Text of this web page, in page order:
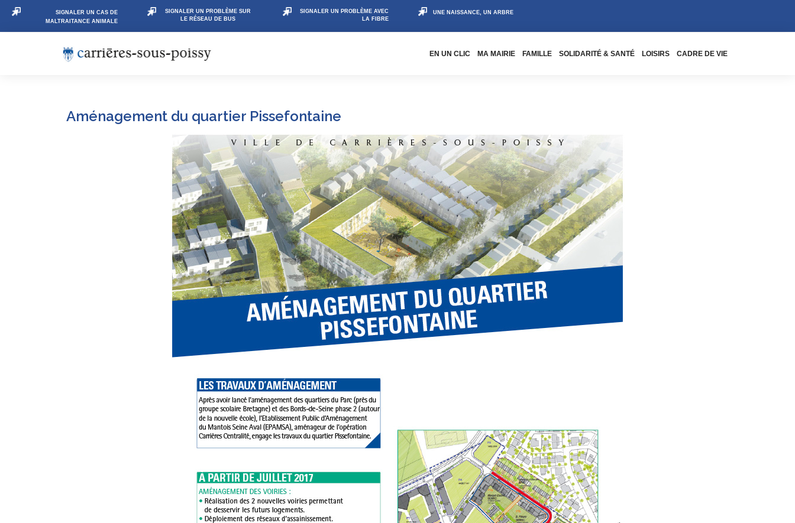
SIGNALER UN CAS DE
MALTRAITANCE ANIMALE
SIGNALER UN PROBLÈME SUR
LE RÉSEAU DE BUS
SIGNALER UN PROBLÈME AVEC
LA FIBRE
UNE NAISSANCE, UN ARBRE
EN UN CLIC MA MAIRIE FAMILLE SOLIDARITÉ & SANTÉ LOISIRS CADRE DE VIE
Aménagement du quartier Pissefontaine